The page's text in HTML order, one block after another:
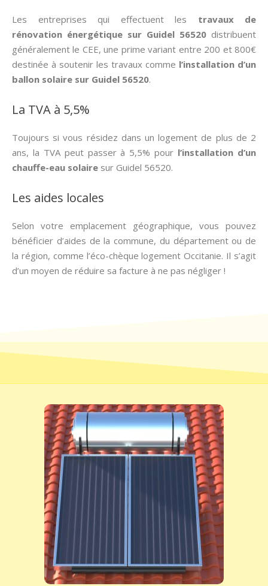
Les entreprises qui effectuent les travaux de
rénovation énergétique sur Guidel 56520 distribuent
généralement le CEE, une prime variant entre 200 et 800€
destinée à soutenir les travaux comme l’installation d’un
ballon solaire sur Guidel 56520.
La TVA à 5,5%
Toujours si vous résidez dans un logement de plus de 2
ans, la TVA peut passer à 5,5% pour l’installation d’un
chauffe-eau solaire sur Guidel 56520.
Les aides locales
Selon votre emplacement géographique, vous pouvez
bénéficier d’aides de la commune, du département ou de
la région, comme l’éco-chèque logement Occitanie. Il s’agit
d’un moyen de réduire sa facture à ne pas négliger !